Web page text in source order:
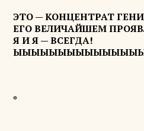
ЭТО — КОНЦЕНТРАТ
ЕГО ВЕЛИЧАЙШЕМ
Я И Я — ВСЕГДА!
*